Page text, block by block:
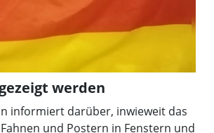
werden
informiert darüber, inwieweit das
und Postern in Fenstern und